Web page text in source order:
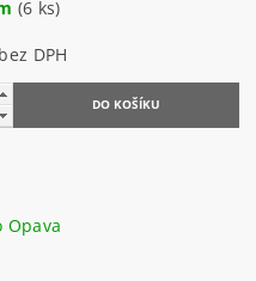
(6 ks)
181 Kč bez DPH
Opava